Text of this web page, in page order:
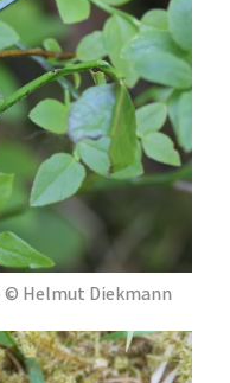
© Helmut Diekmann